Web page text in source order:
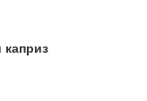
каприз